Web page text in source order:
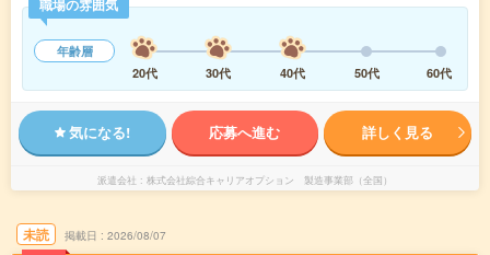
職場の雰囲気
年齢層
20代
30代 40代 50代 60代
気になる! 応募へ進む 詳しく見る
派遣会社 株式会社綜合キャリアオプション 製造事業部（全国）
未読 掲載日 2026/08/07